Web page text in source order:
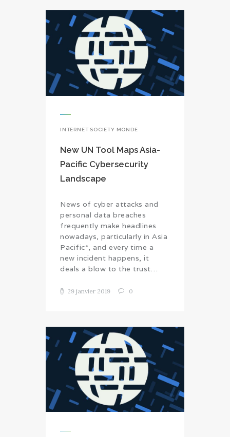
INTERNET SOCIETY MONDE
New UN Tool Maps Asia-
Pacific Cybersecurity
Landscape
News of cyber attacks and
personal data breaches
frequently make headlines
nowadays, particularly in Asia
Pacific*, and every time a
new incident happens, it
deals a blow to the trust…
29 janvier 2019 0